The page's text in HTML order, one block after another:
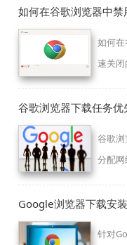
下。
如何在谷歌浏览器中禁
如何
速关闭
谷歌浏览器下载任务
谷歌
分配
Google浏览器下载安
针对